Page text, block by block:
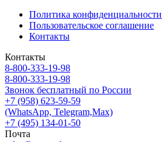
Политика конфиденциальности
Пользовательское соглашение
Контакты
Контакты
8-800-333-19-98
8-800-333-19-98
Звонок бесплатный по России
+7 (958) 623-59-59
(WhatsApp, Telegram,Max)
+7 (495) 134-01-50
Почта